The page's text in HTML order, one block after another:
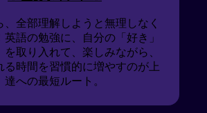
、全部理解しようと無理しなく
英語の勉強に、自分の「好き」
を取り入れて、楽しみながら、
る時間を習慣的に増やすのが上
達への最短ルート。